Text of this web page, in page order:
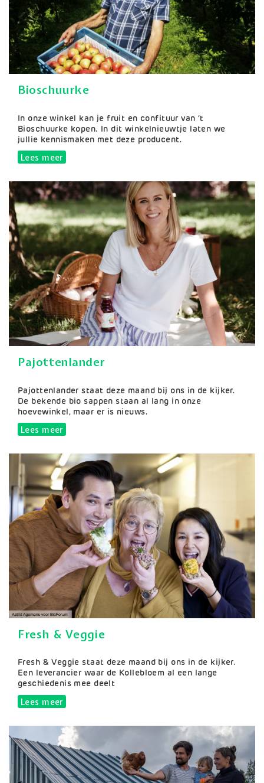
Bioschuurke
Samenvatting
In onze winkel kan je fruit en confituur van ‘t
Bioschuurke kopen. In dit winkelnieuwtje laten we
jullie kennismaken met deze producent.
Lees meerover Bioschuurke
Pajottenlander
Samenvatting
Pajottenlander staat deze maand bij ons in de kijker.
De bekende bio sappen staan al lang in onze
hoevewinkel, maar er is nieuws.
Lees meerover Pajottenlander
Fresh & Veggie
Samenvatting
Fresh & Veggie staat deze maand bij ons in de kijker.
Een leverancier waar de Kollebloem al een lange
geschiedenis mee deelt
Lees meerover Fresh & Veggie